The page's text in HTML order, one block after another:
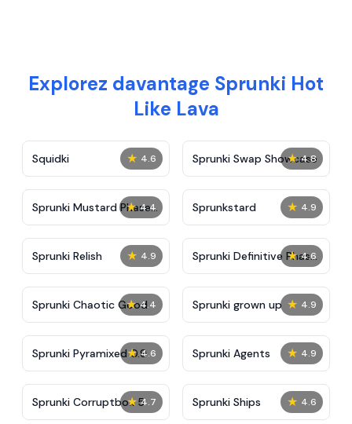
Explorez davantage Sprunki Hot
Like Lava
★ 4.6
Squidki ★ 4.8
Sprunki Swap Showcase
★ 4.4
Sprunki Mustard Phase
2
★ 4.9
Sprunkstard
★ 4.9
Sprunki Relish ★ 4.6
Sprunki Definitive Phase
7
★ 4.4
Sprunki Chaotic Good ★ 4.9
Sprunki grown up
★ 4.6
Sprunki Pyramixed 0.9 ★ 4.9
Sprunki Agents
★ 4.7
Sprunki Corruptbox 5 ★ 4.6
Sprunki Ships